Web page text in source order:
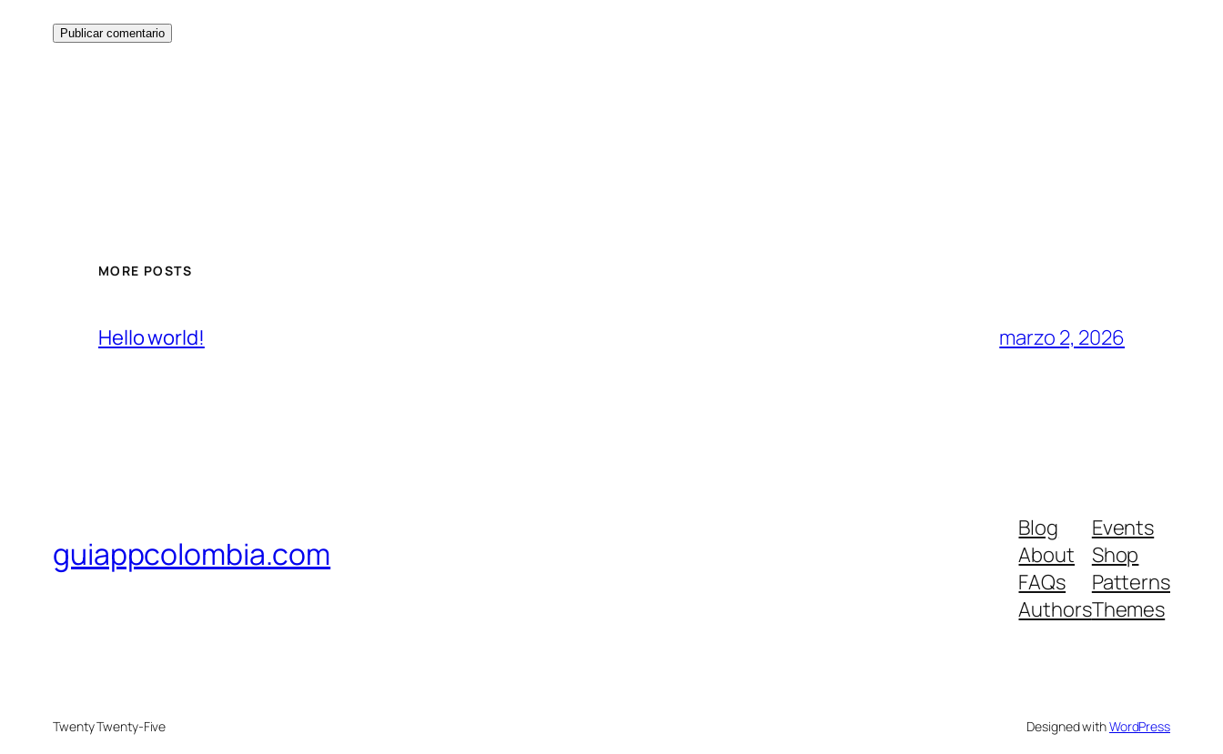
MORE POSTS
Hello world! marzo 2, 2026
guiappcolombia.com
Blog
About
FAQs
Authors
Events
Shop
Patterns
Themes
Twenty Twenty-Five Designed withWordPress